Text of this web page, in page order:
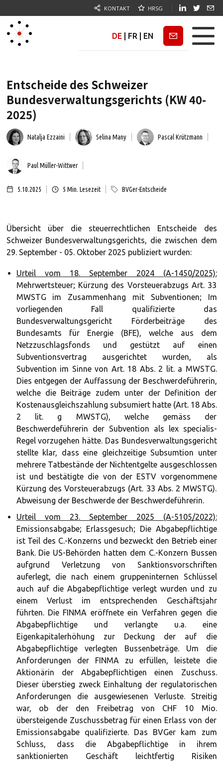
KONTAKT HRSG
DE FR EN Newsletter
Entscheide des Schweizer
Bundesverwaltungsgerichts (KW 40-
2025)
Natalja Ezzaini Selina Many Pascal Krützmann
Paul Müller-Wittwer
5.10.2025 5 Min. Lesezeit BVGer-Entscheide
Übersicht über die steuerrechtlichen Entscheide des
Schweizer Bundesverwaltungsgerichts, die zwischen dem
29. September - 05. Oktober 2025 publiziert wurden:
Urteil vom 18. September 2024 (A-1450/2025):
Mehrwertsteuer; Kürzung des Vorsteuerabzugs Art. 33
MWSTG im Zusammenhang mit Subventionen; Im
vorliegenden Fall qualifizierte das
Bundesverwaltungsgericht Förderbeiträge des
Bundesamts für Energie (BFE), welche aus dem
Netzzuschlagsfonds und gestützt auf einen
Subventionsvertrag ausgerichtet wurden, als
Subvention im Sinne von Art. 18 Abs. 2 lit. a MWSTG.
Dies entgegen der Auffassung der Beschwerdeführerin,
welche die Beiträge zudem unter der Definition der
Kostenausgleichszahlung subsumiert hatte (Art. 18 Abs.
2 lit. g MWSTG), welche gemäss der
Beschwerdeführerin der Subvention als lex specialis-
Regel vorzugehen hätte. Das Bundesverwaltungsgericht
stellte klar, dass eine gleichzeitige Subsumtion unter
mehrere Tatbestände der Nichtentgelte ausgeschlossen
ist und bestätigte die von der ESTV vorgenommene
Kürzung des Vorsteuerabzugs (Art. 33 Abs. 2 MWSTG).
Abweisung der Beschwerde der Beschwerdeführerin.
Urteil vom 23. September 2025 (A-5105/2022):
Emissionsabgabe; Erlassgesuch; Die Abgabepflichtige
ist Teil des C.-Konzerns und bezweckt den Betrieb einer
Bank. Die US-Behörden hatten dem C.-Konzern Bussen
aufgrund Verletzung von Sanktionsvorschriften
auferlegt, die nach einem gruppeninternen Schlüssel
auch auf die Abgabepflichtige verlegt wurden und zu
einem Verlust im entsprechenden Geschäftsjahr
führten. Die FINMA eröffnete ein Verfahren gegen die
Abgabepflichtige und verlangte u.a. eine
Eigenkapitalerhöhung zur Deckung der auf die
Abgabepflichtige verlegten Bussenbeträge. Um die
Anforderungen der FINMA zu erfüllen, leistete die
Aktionärin der Abgabepflichtigen einen Zuschuss.
Dieser überstieg zweck Einhaltung der regulatorischen
Anforderungen die ausgewiesenen Verluste. Streitig
war, ob der den Freibetrag von CHF 10 Mio.
übersteigende Zuschussbetrag für einen Erlass von der
Emissionsabgabe qualifizierte. Das BVGer kam zum
Schluss, dass die Abgabepflichtige in ihrem
sanktionierten Geschäft leichtfertig Risiken